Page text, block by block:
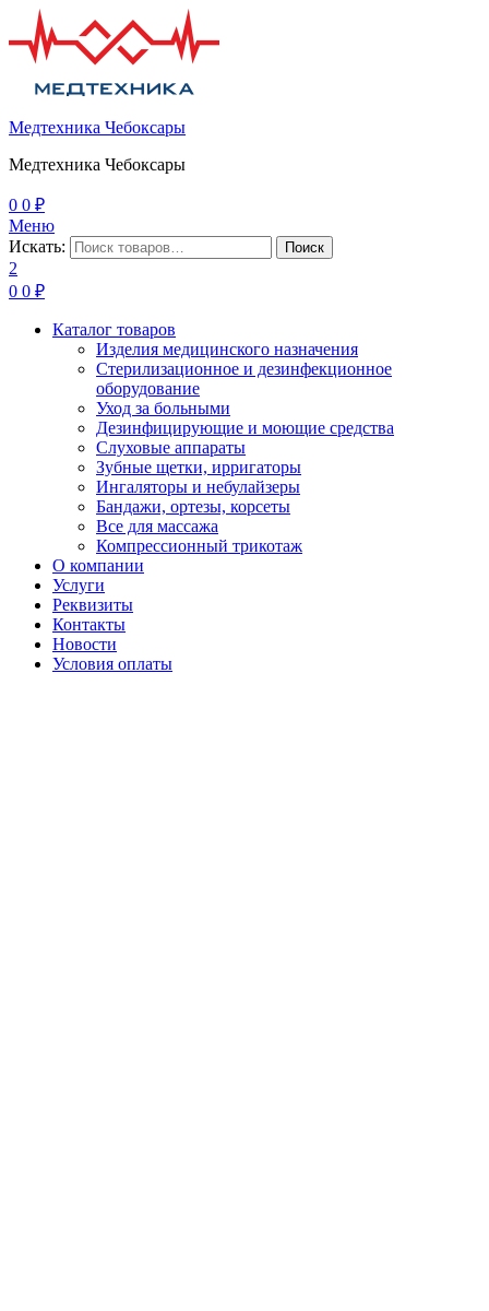
Медтехника Чебоксары
Медтехника Чебоксары
0 0 ₽
Меню
Искать:
Поиск
2
0 0 ₽
Каталог товаров
Изделия медицинского назначения
Стерилизационное и дезинфекционное
оборудование
Уход за больными
Дезинфицирующие и моющие средства
Слуховые аппараты
Зубные щетки, ирригаторы
Ингаляторы и небулайзеры
Бандажи, ортезы, корсеты
Все для массажа
Компрессионный трикотаж
О компании
Услуги
Реквизиты
Контакты
Новости
Условия оплаты